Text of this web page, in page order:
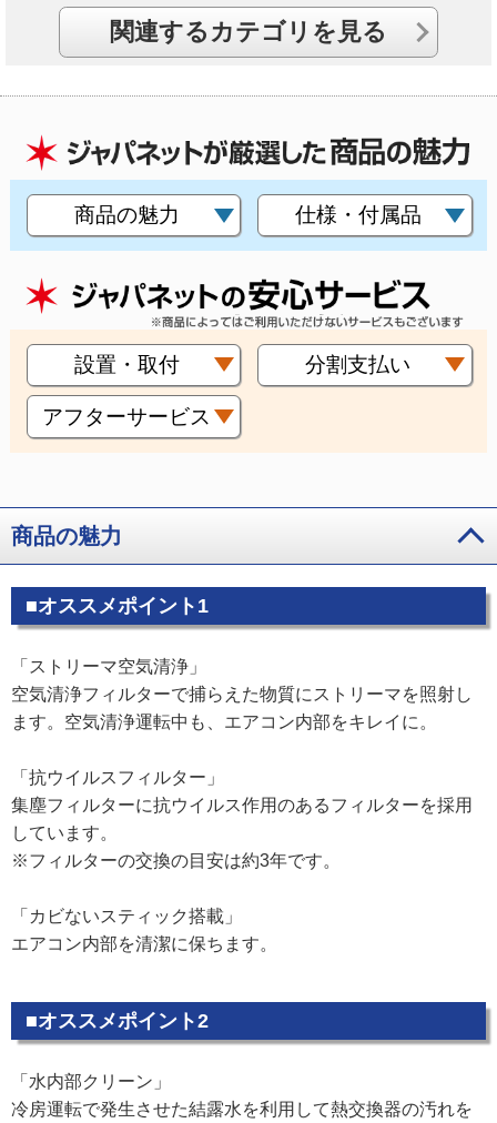
関連するカテゴリを見る
商品の魅力 仕様・付属品
設置・取付 分割支払い
アフターサービス
商品の魅力
■オススメポイント1
「ストリーマ空気清浄」
空気清浄フィルターで捕らえた物質にストリーマを照射し
ます。空気清浄運転中も、エアコン内部をキレイに。
「抗ウイルスフィルター」
集塵フィルターに抗ウイルス作用のあるフィルターを採用
しています。
※フィルターの交換の目安は約3年です。
「カビないスティック搭載」
エアコン内部を清潔に保ちます。
■オススメポイント2
「水内部クリーン」
冷房運転で発生させた結露水を利用して熱交換器の汚れを